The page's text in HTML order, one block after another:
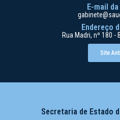
E-mail
Endereço
Rua Madri, nº 180
Site
Secretaria de Estado